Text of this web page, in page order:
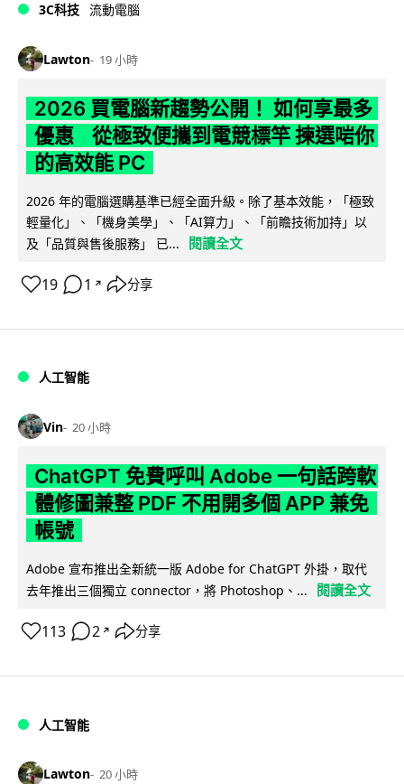
3C科技 流動電腦
Lawton 19 小時
2026 買電腦新趨勢公開！ 如何享最多
優惠 從極致便攜到電競標竿 揀選啱你
的高效能 PC
2026 年的電腦選購基準已經全面升級。除了基本效能，「極致
輕量化」、「機身美學」、「AI算力」、「前瞻技術加持」以
及「品質與售後服務」 已...
閱讀全文
19 1 ↗ 分享
人工智能
Vin 20 小時
ChatGPT 免費呼叫 Adobe 一句話跨軟
體修圖兼整 PDF 不用開多個 APP 兼免
帳號
Adobe 宣布推出全新統一版 Adobe for ChatGPT 外掛，取代
去年推出三個獨立 connector，將 Photoshop、...
閱讀全文
113 2 ↗ 分享
人工智能
Lawton 20 小時